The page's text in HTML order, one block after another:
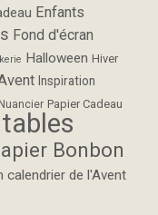
Enfants
Fond d'écran
Halloween Hiver
Inspiration
Nuancier Papier Cadeau
Bonbon
calendrier de l'Avent